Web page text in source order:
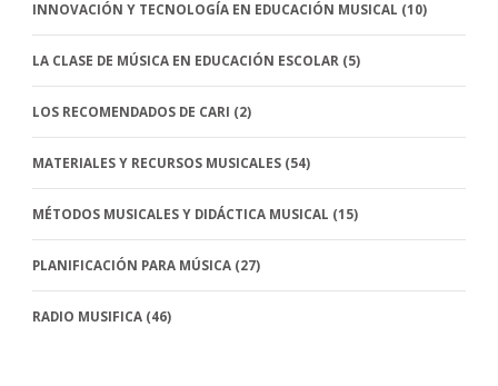
INNOVACIÓN Y TECNOLOGÍA EN EDUCACIÓN MUSICAL (10)
LA CLASE DE MÚSICA EN EDUCACIÓN ESCOLAR (5)
LOS RECOMENDADOS DE CARI (2)
MATERIALES Y RECURSOS MUSICALES (54)
MÉTODOS MUSICALES Y DIDÁCTICA MUSICAL (15)
PLANIFICACIÓN PARA MÚSICA (27)
RADIO MUSIFICA (46)